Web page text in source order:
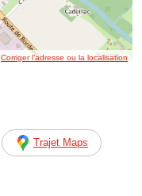
Corriger l’adresse ou la localisation
Trajet Maps